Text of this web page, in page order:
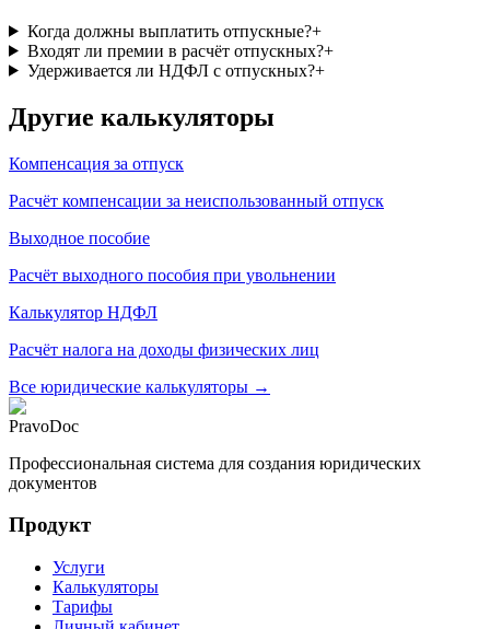
Когда должны выплатить отпускные?+
Входят ли премии в расчёт отпускных?+
Удерживается ли НДФЛ с отпускных?+
Другие калькуляторы
Компенсация за отпуск
Расчёт компенсации за неиспользованный отпуск
Выходное пособие
Расчёт выходного пособия при увольнении
Калькулятор НДФЛ
Расчёт налога на доходы физических лиц
Все юридические калькуляторы →
PravoDoc
Профессиональная система для создания юридических
документов
Продукт
Услуги
Калькуляторы
Тарифы